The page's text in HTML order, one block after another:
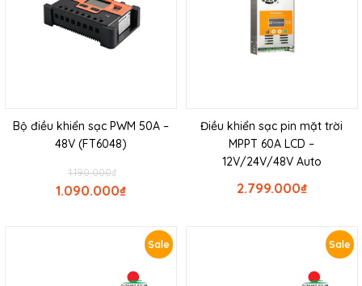
Bộ điều khiển sạc PWM 50A –
48V (FT6048)
₫
1.190.000
₫
1.090.000
Điều khiển sạc pin mặt trời
MPPT 60A LCD –
12V/24V/48V Auto
₫
2.799.000
Sale Sale